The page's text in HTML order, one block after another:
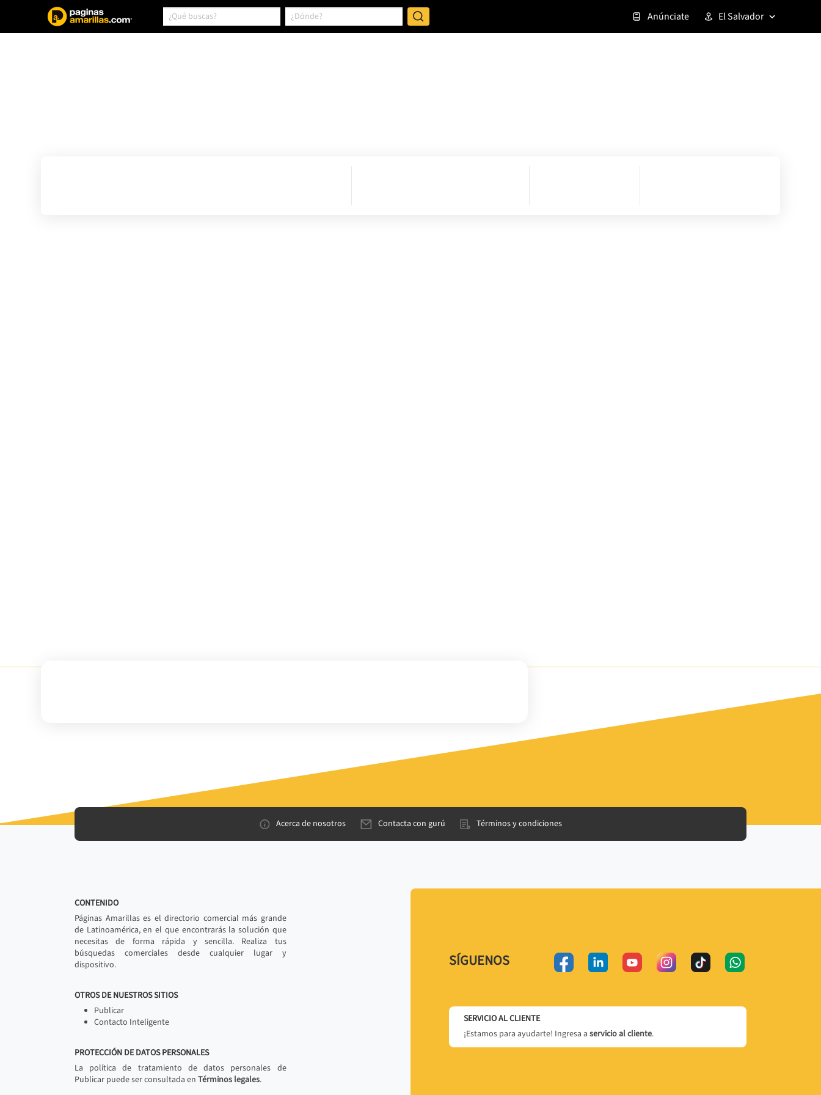
Anúnciate El Salvador
Acerca de nosotros Contacta con gurú Términos y condiciones
CONTENIDO
Páginas Amarillas es el directorio comercial más grande
de Latinoamérica, en el que encontrarás la solución que
necesitas de forma rápida y sencilla. Realiza tus
búsquedas comerciales desde cualquier lugar y
dispositivo.
OTROS DE NUESTROS SITIOS
Publicar
Contacto Inteligente
PROTECCIÓN DE DATOS PERSONALES
La política de tratamiento de datos personales de
Publicar puede ser consultada en Términos legales.
SÍGUENOS
SERVICIO AL CLIENTE
¡Estamos para ayudarte! Ingresa a servicio al cliente.